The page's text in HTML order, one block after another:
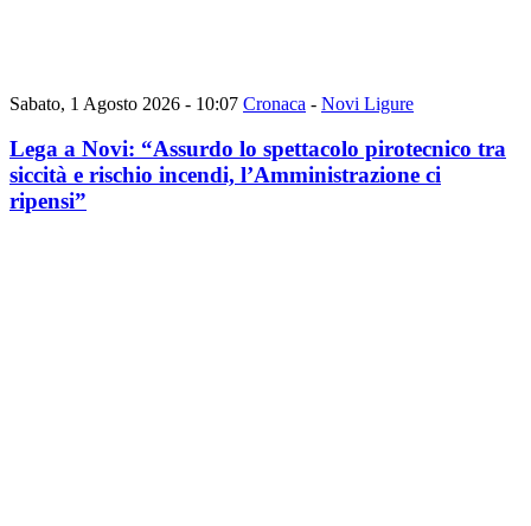
Sabato, 1 Agosto 2026 - 10:07 Cronaca - Novi Ligure
Lega a Novi: “Assurdo lo spettacolo pirotecnico tra
siccità e rischio incendi, l’Amministrazione ci
ripensi”